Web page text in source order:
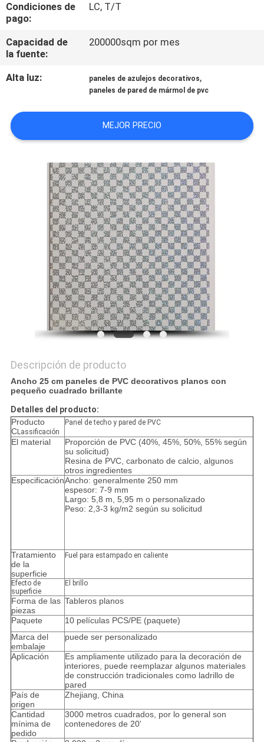
ÉNTRENOS
EN
CONTACTO
CON
PIDA
UNA
PRIVACY
POLICY
Condiciones de
pago:
LC, T/T
Capacidad de
la fuente:
200000sqm por mes
Alta luz: paneles de azulejos decorativos,
paneles de pared de mármol de pvc
MEJOR PRECIO
Descripción de producto
Ancho 25 cm paneles de PVC decorativos planos con
pequeño cuadrado brillante
Detalles del producto:
Producto
CLassificación
Panel de techo y pared de PVC
El material
Proporción de PVC (40%, 45%, 50%, 55% según
su solicitud)
Resina de PVC, carbonato de calcio, algunos
otros ingredientes
EspecificaciónAncho: generalmente 250 mm
espesor: 7-9 mm
Largo: 5,8 m, 5,95 m o personalizado
Peso: 2,3-3 kg/m2 según su solicitud
Tratamiento
de la
superficie
Fuel para estampado en caliente
Efecto de
superficie
El brillo
Forma de las
piezas
Tableros planos
Paquete
10 películas PCS/PE (paquete)
Marca del
embalaje
puede ser personalizado
Aplicación
Es ampliamente utilizado para la decoración de
interiores, puede reemplazar algunos materiales
de construcción tradicionales como ladrillo de
pared
País de
origen
Zhejiang, China
Cantidad
mínima de
pedido
3000 metros cuadrados, por lo general son
contenedores de 20'